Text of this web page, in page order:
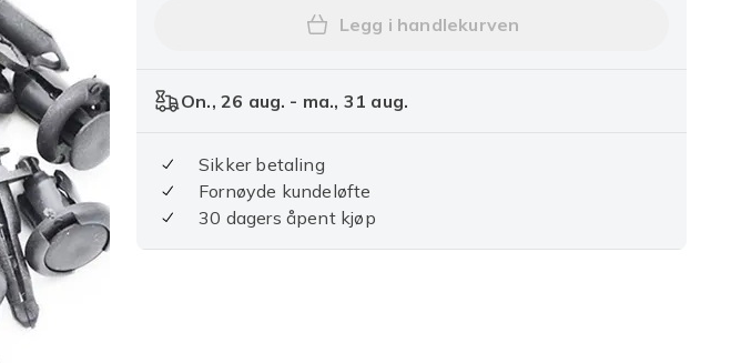
Legg 40 stk Bil plastnagle
Legg i handlekurven
On., 26 aug. - ma., 31 aug.
Sikker betaling
Fornøyde kundeløfte
30 dagers åpent kjøp